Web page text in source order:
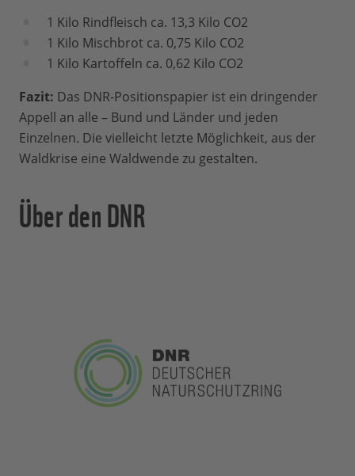
1 Kilo Rindfleisch ca. 13,3 Kilo CO2
1 Kilo Mischbrot ca. 0,75 Kilo CO2
1 Kilo Kartoffeln ca. 0,62 Kilo CO2
Fazit: Das DNR-Positionspapier ist ein dringender
Appell an alle – Bund und Länder und jeden
Einzelnen. Die vielleicht letzte Möglichkeit, aus der
Waldkrise eine Waldwende zu gestalten.
Über den DNR